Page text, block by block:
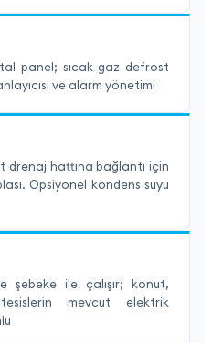
panel; sıcak gaz defrost
ve alarm yönetimi
drenaj hattına bağlantı için
Opsiyonel kondens suyu
şebeke ile çalışır; konut,
mevcut elektrik